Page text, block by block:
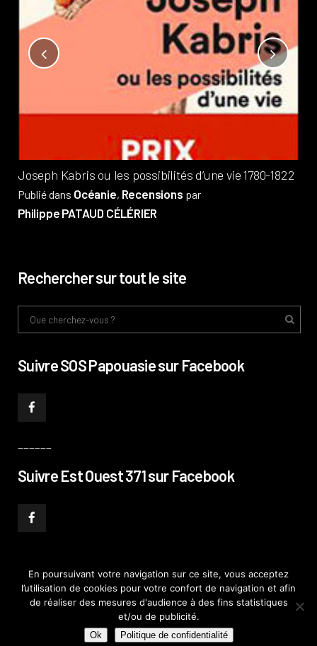
Joseph Kabris ou les possibilités d’une vie 1780-1822
Publié dans Océanie, Recensions par
Philippe PATAUD CÉLÉRIER
Rechercher sur tout le site
Suivre SOS Papouasie sur Facebook
Suivre Est Ouest 371 sur Facebook
© PHILIPPE PATAUD CÉLÉRIER 2019–MENTIONS LÉGALES–POLITIQUE DE
CONFIDENTIALITÉ–PLAN DE SITE
En poursuivant votre navigation sur ce site, vous acceptez
l’utilisation de cookies pour votre confort de navigation et afin
de réaliser des mesures d'audience à des fins statistiques
et/ou de publicité.
Ok Politique de confidentialité